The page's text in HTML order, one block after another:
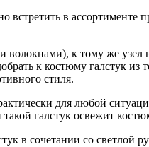
встретить в
к тому же
к костюму галстук из
стиля.
для любой
галстук освежит
сочетании со светлой